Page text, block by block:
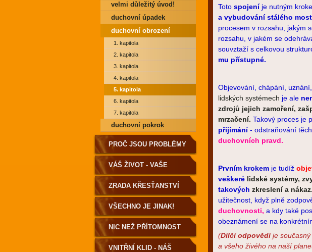
Toto spojeníje nutným
a vybudování stálého
procesem v rozsahu, jakým
rozsahu, v jakém se
souvztaží s celkovou
mu přístupné.
Objevování, chápání,
lidských systémech je ale
zdrojů jejich zamoření,
mrzačení. Takový proces je
přijímání- odstraňování
duchovních pravd.
Prvním krokem je tudíž
veškeré lidské systémy,
takových zkreslení a nákaz.
užitečnost, když plně
duchovnosti, a kdy také
obeznámení se na
(Dílčí odpovědíje současný
a všeho živého na naší
PRO POZEMŠŤANY!
velmi důležitý úvod!
duchovní úpadek
duchovní obrození
1. kapitola
2. kapitola
3. kapitola
4. kapitola
5. kapitola
6. kapitola
7. kapitola
duchovní pokrok
PROČ JSOU PROBLÉMY
A NEMOCI?
VÁŠ ŽIVOT - VAŠE
VOLBA
ZRADA KŘESŤANSTVÍ
VŠECHNO JE JINAK!
NIC NEŽ PŘÍTOMNOST
VNITŘNÍ KLID - NÁŠ